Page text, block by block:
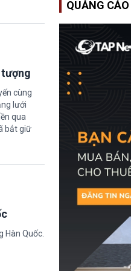
cùng
lưới
qua
bắt giữ
Quốc.
QUẢNG CÁO